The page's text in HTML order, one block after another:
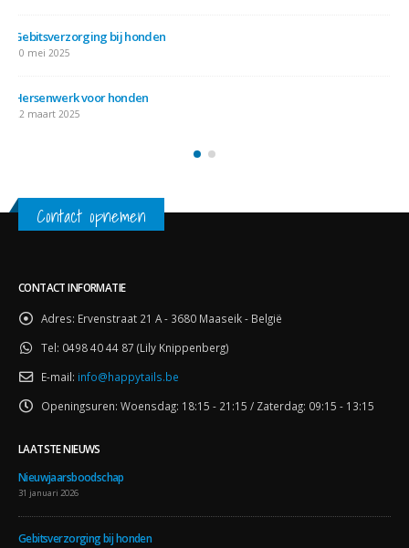
Gebitsverzorging bij honden
10 mei 2025
Hersenwerk voor honden
22 maart 2025
Contact opnemen
CONTACT INFORMATIE
Adres: Ervenstraat 21 A - 3680 Maaseik - België
Tel: 0498 40 44 87 (Lily Knippenberg)
E-mail: info@happytails.be
Openingsuren: Woensdag: 18:15 - 21:15 / Zaterdag: 09:15 - 13:15
LAATSTE NIEUWS
Nieuwjaarsboodschap
31 januari 2026
Gebitsverzorging bij honden